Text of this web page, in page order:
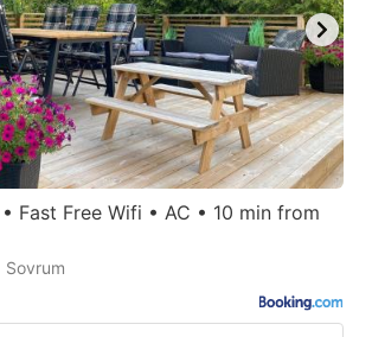
Fast Free Wifi • AC • 10 min from
Sovrum